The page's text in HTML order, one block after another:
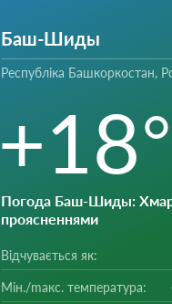
Баш-Шиды
Республіка Башкоркостан,
+18°
Погода Баш-Шиды:
проясненнями
Відчувається як:
Мін./mакс. температура: